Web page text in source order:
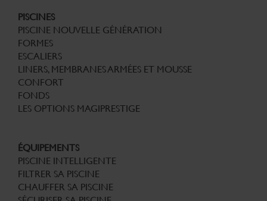
PISCINES
PISCINE NOUVELLE GÉNÉRATION
FORMES
ESCALIERS
LINERS, MEMBRANES ARMÉES ET MOUSSE
CONFORT
FONDS
LES OPTIONS MAGIPRESTIGE
ÉQUIPEMENTS
PISCINE INTELLIGENTE
FILTRER SA PISCINE
CHAUFFER SA PISCINE